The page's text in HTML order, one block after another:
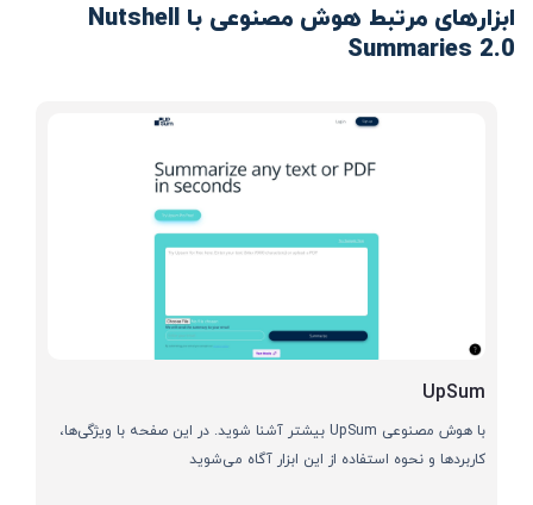
ابزارهای مرتبط هوش مصنوعی با Nutshell
Summaries 2.0
UpSum
با هوش مصنوعی UpSum بیشتر آشنا شوید. در این صفحه با ویژگی‌ها،
کاربردها و نحوه استفاده از این ابزار آگاه می‌شوید